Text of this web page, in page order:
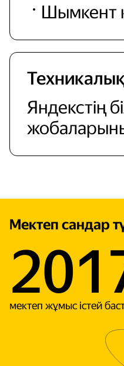
Яндекстің
Мектеп сандар
мектеп жұмыс істей